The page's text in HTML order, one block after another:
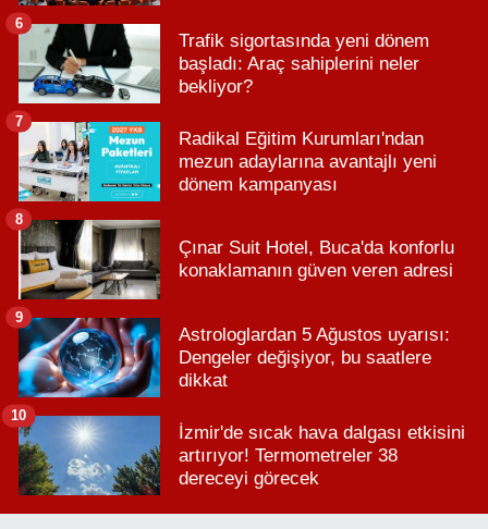
Trafik sigortasında yeni dönem
başladı: Araç sahiplerini neler
bekliyor?
6
Radikal Eğitim Kurumları'ndan
mezun adaylarına avantajlı yeni
dönem kampanyası
7
Çınar Suit Hotel, Buca'da konforlu
konaklamanın güven veren adresi
8
Astrologlardan 5 Ağustos uyarısı:
Dengeler değişiyor, bu saatlere
dikkat
9
İzmir'de sıcak hava dalgası etkisini
artırıyor! Termometreler 38
dereceyi görecek
10